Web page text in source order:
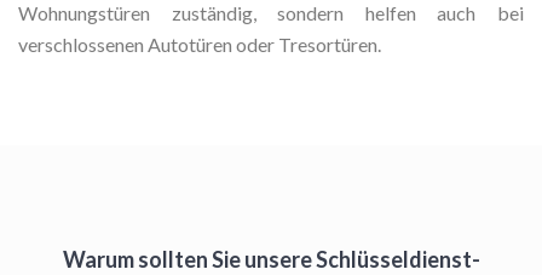
Wohnungstüren zuständig, sondern helfen auch bei
verschlossenen Autotüren oder Tresortüren.
Warum sollten Sie unsere Schlüsseldienst-